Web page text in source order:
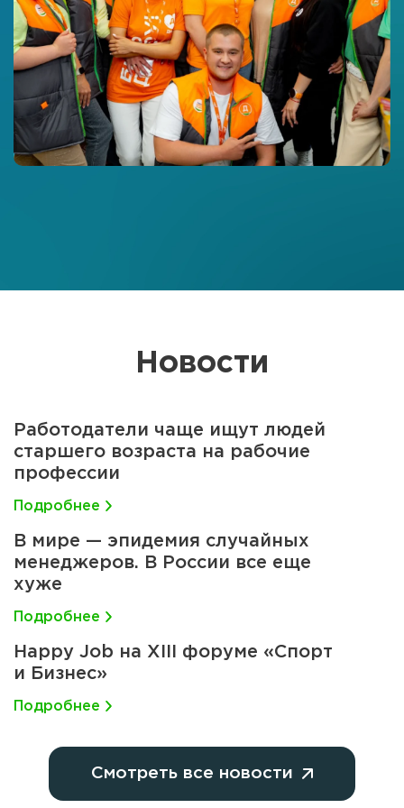
Новости
Работодатели чаще ищут людей
старшего возраста на рабочие
профессии
Подробнее
В мире — эпидемия случайных
менеджеров. В России все еще
хуже
Подробнее
Happy Job на XIII форуме «Спорт
и Бизнес»
Подробнее
Смотреть все новости